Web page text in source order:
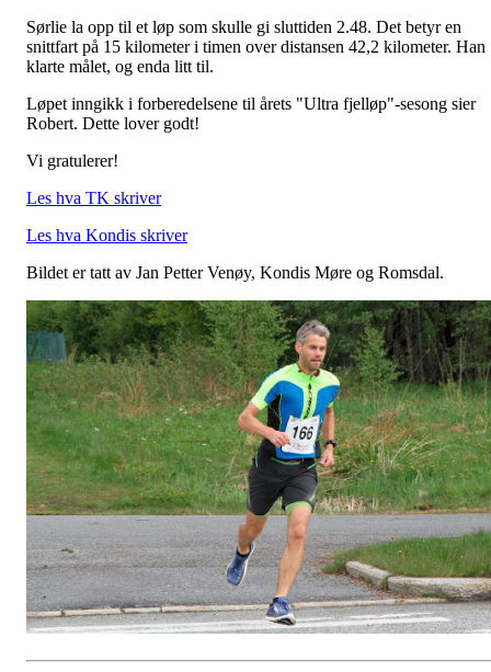
Sørlie la opp til et løp som skulle gi sluttiden 2.48. Det betyr en
snittfart på 15 kilometer i timen over distansen 42,2 kilometer. Han
klarte målet, og enda litt til.
Løpet inngikk i forberedelsene til årets "Ultra fjelløp"-sesong sier
Robert. Dette lover godt!
Vi gratulerer!
Les hva TK skriver
Les hva Kondis skriver
Bildet er tatt av Jan Petter Venøy, Kondis Møre og Romsdal.